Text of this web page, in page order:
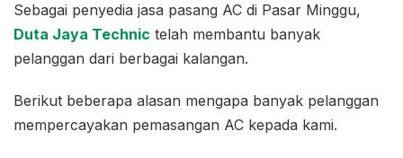
Sebagai penyedia jasa pasang AC di Pasar Minggu,
Duta Jaya Technic telah membantu banyak
pelanggan dari berbagai kalangan.
Berikut beberapa alasan mengapa banyak pelanggan
mempercayakan pemasangan AC kepada kami.